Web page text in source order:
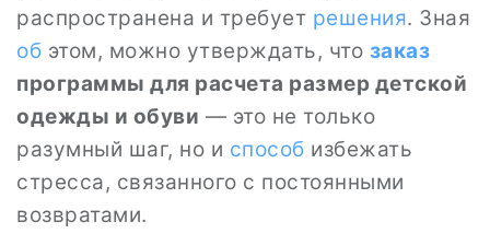
распространена и требует решения. Зная
об этом, можно утверждать, что заказ
программы для расчета размер детской
одежды и обуви — это не только
разумный шаг, но и способ избежать
стресса, связанного с постоянными
возвратами.